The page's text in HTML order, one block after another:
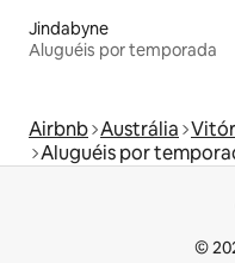
Jindabyne
Aluguéis por temporada
Airbnb Austrália
Aluguéis por
©